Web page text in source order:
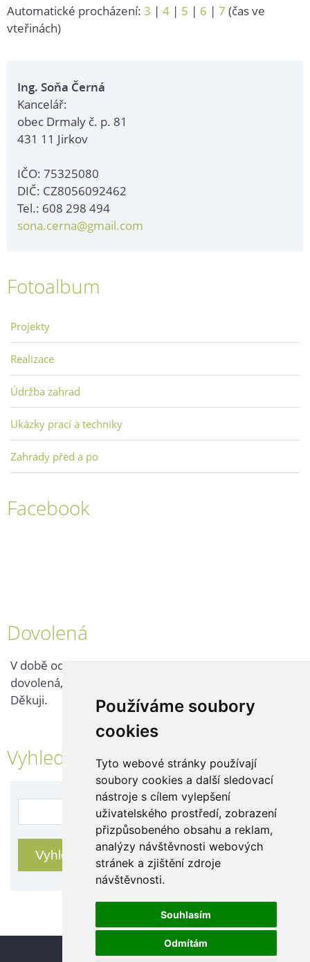
Používáme soubory
cookies
Tyto webové stránky používají
soubory cookies a další sledovací
nástroje s cílem vylepšení
uživatelského prostředí, zobrazení
přizpůsobeného obsahu a reklam,
analýzy návštěvnosti webových
stránek a zjištění zdroje
návštěvnosti.
Souhlasím
Odmítám
Automatické procházení: 3 | 4 | 5 | 6 | 7 (čas ve
vteřinách)
Ing. Soňa Černá
Kancelář:
obec Drmaly č. p. 81
431 11 Jirkov
IČO: 75325080
DIČ: CZ8056092462
Tel.: 608 298 494
sona.cerna@gmail.com
Fotoalbum
Projekty
Realizace
Údržba zahrad
Ukázky prací a techniky
Zahrady před a po
Facebook
Dovolená
V době od 25. 7. - 2. 8. 2026 probíhá v naší firmě
dovolená, kontaktujte nás až po jejím ukončení.
Děkuji.
Vyhledávání
Update cookies preferences